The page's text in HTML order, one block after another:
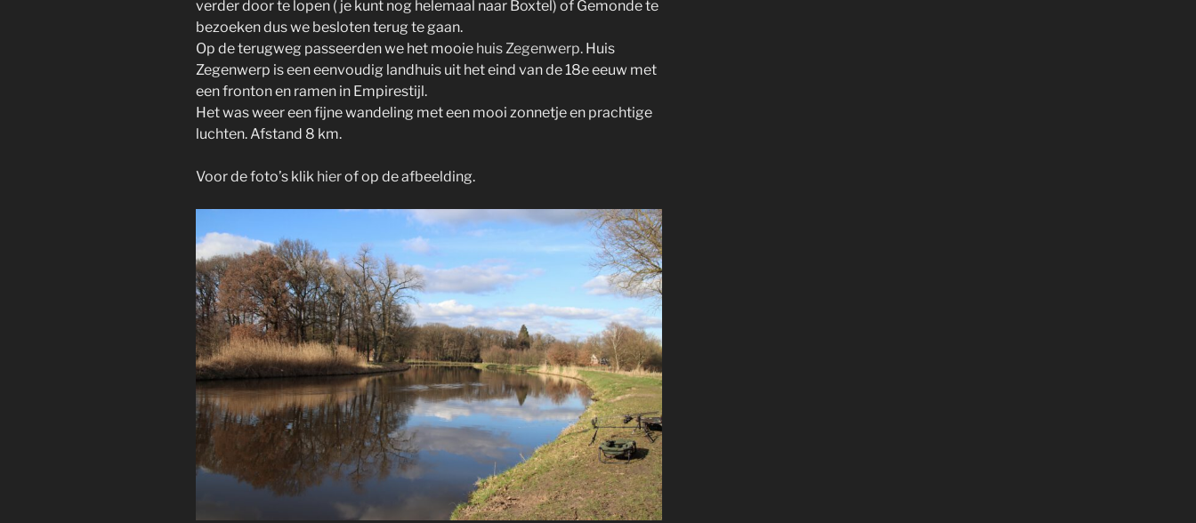
verder door te lopen ( je kunt nog helemaal naar Boxtel) of Gemonde te
bezoeken dus we besloten terug te gaan.
Op de terugweg passeerden we het mooie huis Zegenwerp. Huis
Zegenwerp is een eenvoudig landhuis uit het eind van de 18e eeuw met
een fronton en ramen in Empirestijl.
Het was weer een fijne wandeling met een mooi zonnetje en prachtige
luchten. Afstand 8 km.
Voor de foto’s klik hierof op de afbeelding.